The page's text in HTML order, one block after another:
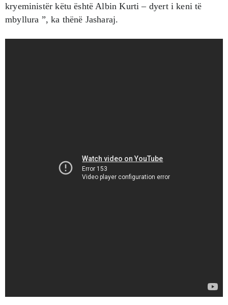
kryeministër këtu është Albin Kurti – dyert i keni të
mbyllura ”, ka thënë Jasharaj.